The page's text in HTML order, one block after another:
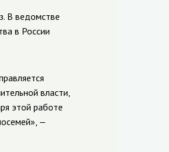
В ведомстве
в России
власти,
этой работе
—